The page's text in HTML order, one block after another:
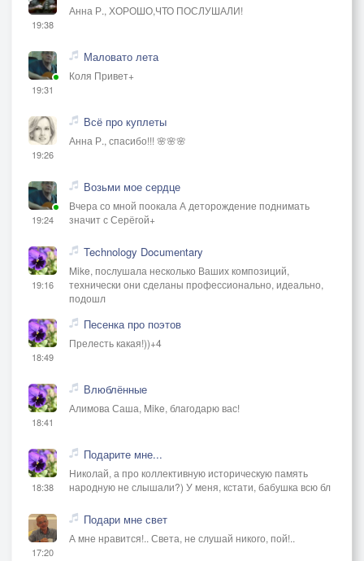
19:38
Анна Р., ХОРОШО,ЧТО ПОСЛУШАЛИ!
19:31
Маловато лета
Коля Привет+
19:26
Всё про куплеты
Анна Р., спасибо!!! 🌸🌸🌸
19:24
Возьми мое сердце
Вчера со мной поокала А деторождение поднимать
значит с Серёгой+
19:16
Technology Documentary
Mike, послушала несколько Ваших композиций,
технически они сделаны профессионально, идеально,
подошл
18:49
Песенка про поэтов
Прелесть какая!))+4
18:41
Влюблённые
Алимова Саша, Mike, благодарю вас!
18:38
Подарите мне...
Николай, а про коллективную историческую память
народную не слышали?) У меня, кстати, бабушка всю бл
17:20
Подари мне свет
А мне нравится!.. Света, не слушай никого, пой!..